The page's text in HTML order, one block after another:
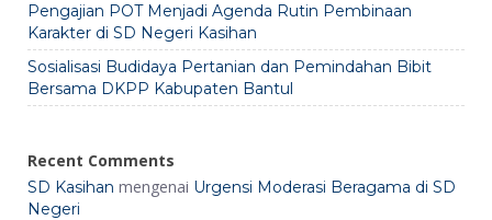
Pengajian POT Menjadi Agenda Rutin Pembinaan
Karakter di SD Negeri Kasihan
Sosialisasi Budidaya Pertanian dan Pemindahan Bibit
Bersama DKPP Kabupaten Bantul
Recent Comments
SD Kasihan mengenai Urgensi Moderasi Beragama di SD
Negeri